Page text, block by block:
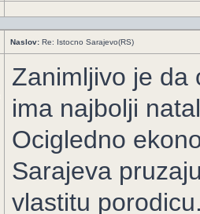
Naslov: Re: Istocno Sarajevo(RS)
Zanimljivo je da
ima najbolji
Ocigledno
Sarajeva
vlastitu